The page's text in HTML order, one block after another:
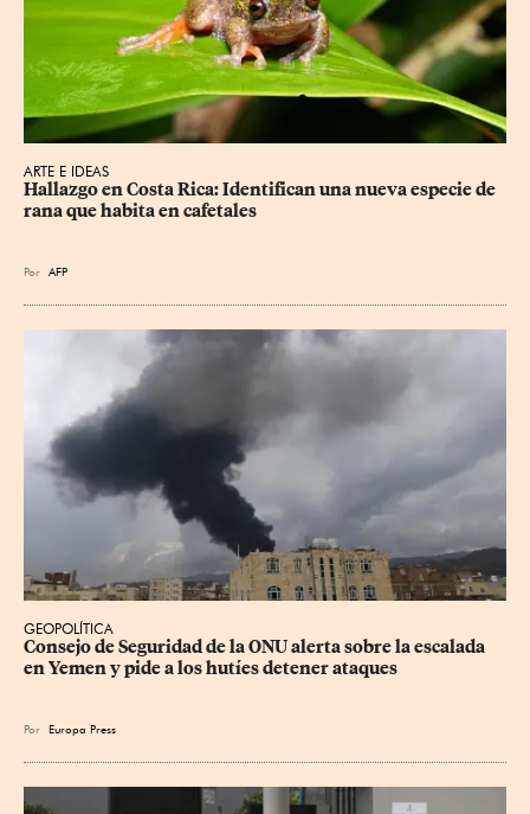
ARTE E IDEAS
Hallazgo en Costa Rica: Identifican una nueva especie de
rana que habita en cafetales
Por AFP
GEOPOLÍTICA
Consejo de Seguridad de la ONU alerta sobre la escalada
en Yemen y pide a los hutíes detener ataques
Por Europa Press